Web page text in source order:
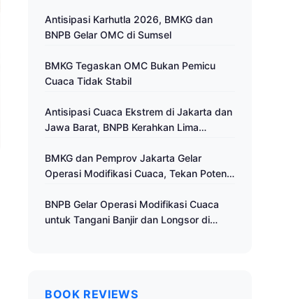
Antisipasi Karhutla 2026, BMKG dan
BNPB Gelar OMC di Sumsel
BMKG Tegaskan OMC Bukan Pemicu
Cuaca Tidak Stabil
Antisipasi Cuaca Ekstrem di Jakarta dan
Jawa Barat, BNPB Kerahkan Lima
Cuaca
BMKG dan Pemprov Jakarta Gelar
Operasi Modifikasi Cuaca, Tekan Potensi
BNPB Gelar Operasi Modifikasi Cuaca
untuk Tangani Banjir dan Longsor di
BOOK REVIEWS